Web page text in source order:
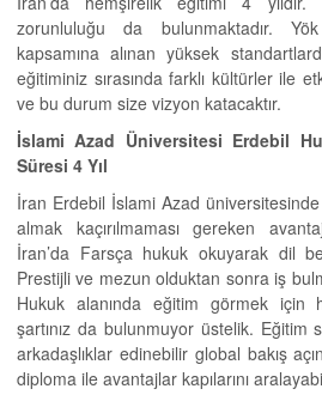
zorunluluğu da bulunmaktadır.
kapsamına alınan yüksek
eğitiminiz sırasında farklı kültürler ile
ve bu durum size vizyon katacaktır.
İslami Azad Üniversitesi Erdebil
Süresi 4 Yıl
İran Erdebil İslami Azad
almak kaçırılmaması gereken
İran’da Farsça hukuk okuyarak dil
Prestijli ve mezun olduktan sonra iş
Hukuk alanında eğitim görmek için
şartınız da bulunmuyor üstelik. Eğitim
arkadaşlıklar edinebilir global bakış
diploma ile avantajlar kapılarını